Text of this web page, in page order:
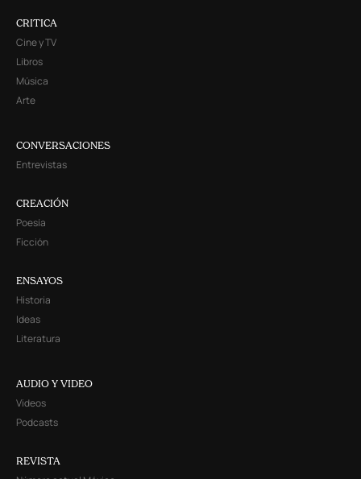
CRITICA
Cine y TV
Libros
Música
Arte
CONVERSACIONES
Entrevistas
CREACIÓN
Poesía
Ficción
ENSAYOS
Historia
Ideas
Literatura
AUDIO Y VIDEO
Videos
Podcasts
REVISTA